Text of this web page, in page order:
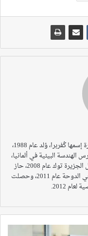
عُمر عاصي، فلسطيني من الـ 48، من قرية صغيرة إسمها كُفربرا، وُلد عام 1988،
البيئية في ألمانيا،
عمل في شركة Intel، يكتب منذ عام 2005، دخل الجزيرة توك عام 2008، حاز
على شهادة الصحفي الشامل من مركز الجزيرة في الدوحة عام 2011، وحصلت
2012.